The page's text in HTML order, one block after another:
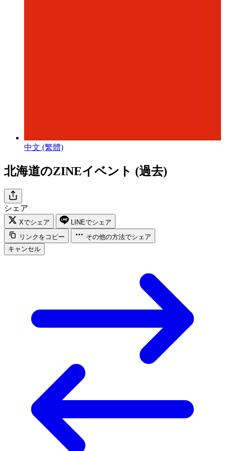
中文 (繁體)
北海道のZINEイベント (過去)
シェア
Xでシェア
LINEでシェア
リンクをコピー
その他の方法でシェア
キャンセル